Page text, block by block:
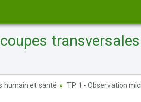
transversales
humain et santé
TP 1 - Observation